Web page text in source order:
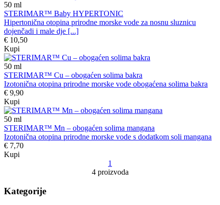
50 ml
STERIMAR™ Baby HYPERTONIC
Hipertonična otopina prirodne morske vode za nosnu sluznicu
dojenčadi i male dje [...]
€ 10,50
Kupi
50 ml
STERIMAR™ Cu – obogaćen solima bakra
Izotonična otopina prirodne morske vode obogaćena solima bakra
€ 9,90
Kupi
50 ml
STERIMAR™ Mn – obogaćen solima mangana
Izotonična otopina prirodne morske vode s dodatkom soli mangana
€ 7,70
Kupi
1
4 proizvoda
Kategorije